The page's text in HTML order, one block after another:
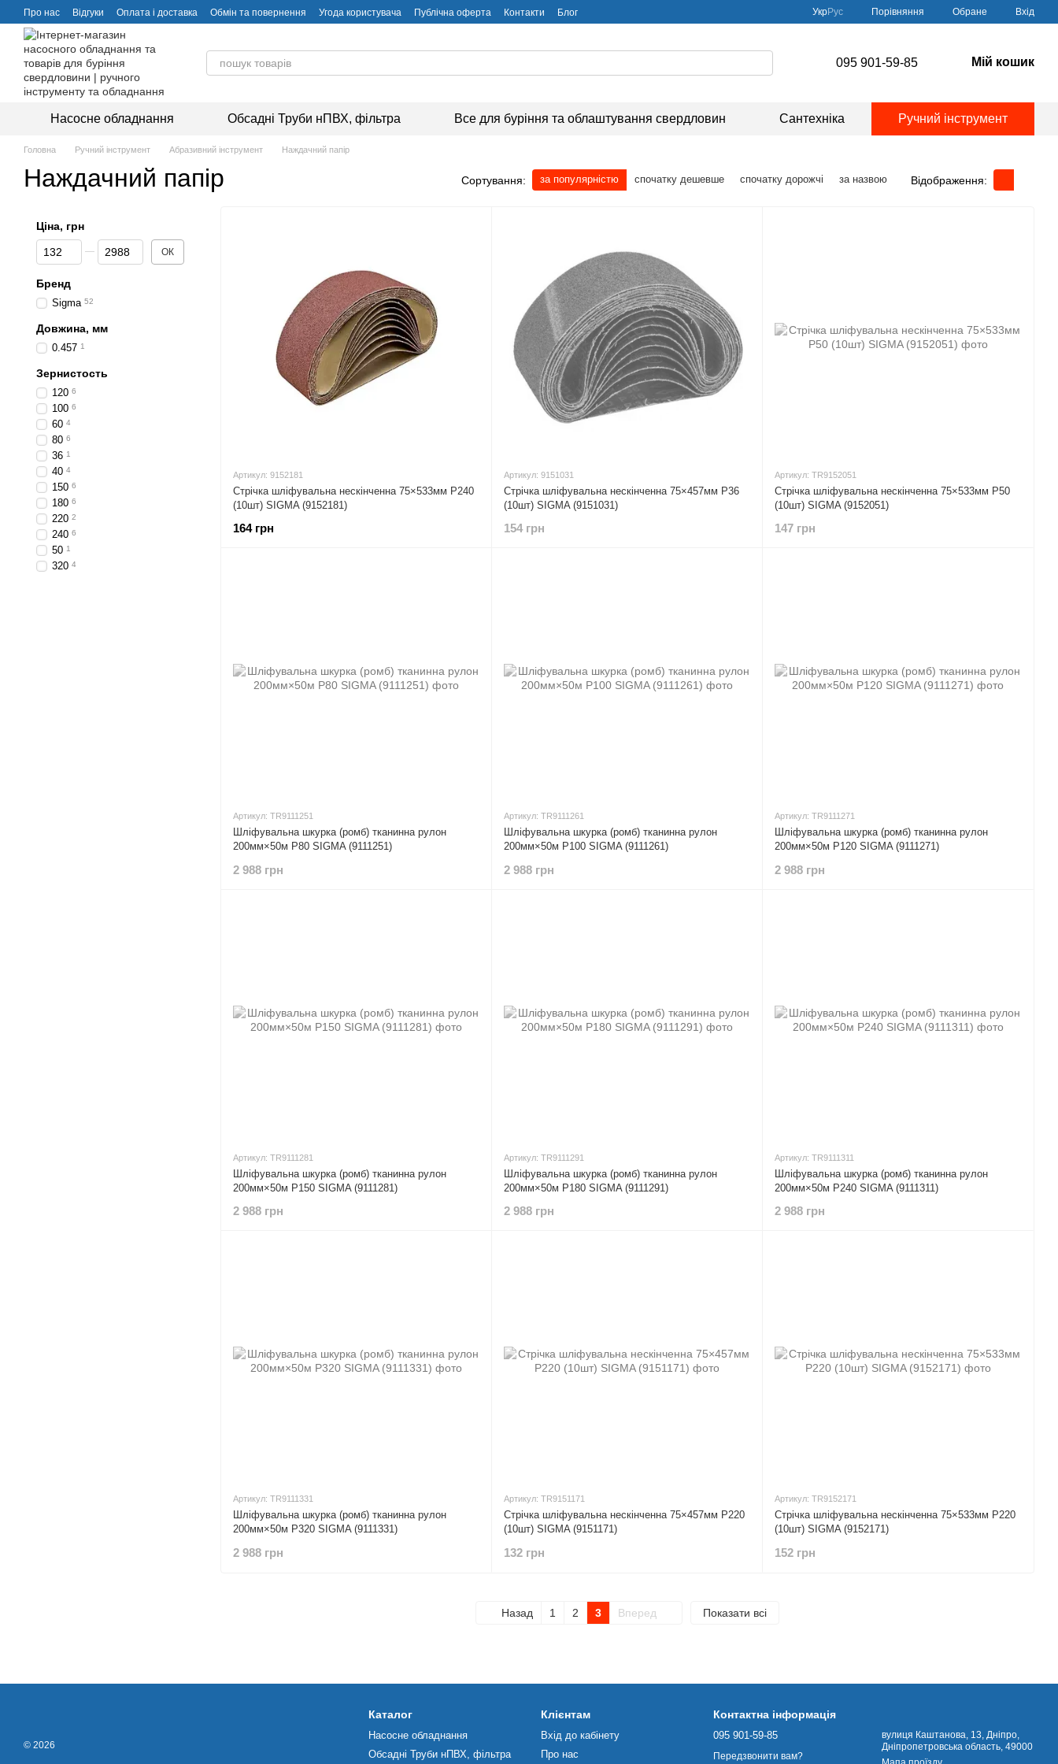
Перейти до основного контенту
Про нас Відгуки Оплата і доставка Обмін та повернення Угода користувача Публічна оферта Контакти Блог УкрРус Порівняння Обране Вхід
095 901-59-85 Мій кошик
Насосне обладнання Обсадні Труби нПВХ, фільтра Все для буріння та облаштування свердловин Сантехніка Ручний інструмент
Головна Ручний інструмент Абразивний інструмент Наждачний папір
Наждачний папір Сортування: за популярністю спочатку дешевше спочатку дорожчі за назвою Відображення:
Артикул: 9152181
Стрічка шліфувальна нескінченна 75×533мм P240
(10шт) SIGMA (9152181)
164 грн
Артикул: 9151031
Стрічка шліфувальна нескінченна 75×457мм P36
(10шт) SIGMA (9151031)
154 грн
Артикул: TR9152051
Стрічка шліфувальна нескінченна 75×533мм P50
(10шт) SIGMA (9152051)
147 грн
Артикул: TR9111251
Шліфувальна шкурка (ромб) тканинна рулон
200мм×50м P80 SIGMA (9111251)
2 988 грн
Артикул: TR9111261
Шліфувальна шкурка (ромб) тканинна рулон
200мм×50м P100 SIGMA (9111261)
2 988 грн
Артикул: TR9111271
Шліфувальна шкурка (ромб) тканинна рулон
200мм×50м P120 SIGMA (9111271)
2 988 грн
Артикул: TR9111281
Шліфувальна шкурка (ромб) тканинна рулон
200мм×50м P150 SIGMA (9111281)
2 988 грн
Артикул: TR9111291
Шліфувальна шкурка (ромб) тканинна рулон
200мм×50м P180 SIGMA (9111291)
2 988 грн
Артикул: TR9111311
Шліфувальна шкурка (ромб) тканинна рулон
200мм×50м P240 SIGMA (9111311)
2 988 грн
Артикул: TR9111331
Шліфувальна шкурка (ромб) тканинна рулон
200мм×50м P320 SIGMA (9111331)
2 988 грн
Артикул: TR9151171
Стрічка шліфувальна нескінченна 75×457мм P220
(10шт) SIGMA (9151171)
132 грн
Артикул: TR9152171
Стрічка шліфувальна нескінченна 75×533мм P220
(10шт) SIGMA (9152171)
152 грн
Назад 1 2 3 Вперед Показати всі
Ціна, грн
Від Ціна, грн
До Ціна, грн ОК
Бренд
Sigma 52
Довжина, мм
0.457 1
Зернистость
120 6
100 6
60 4
80 6
36 1
40 4
150 6
180 6
220 2
240 6
50 1
320 4
© 2026
Каталог
Насосне обладнання
Обсадні Труби нПВХ, фільтра
Клієнтам
Вхід до кабінету
Про нас
Контактна інформація
095 901-59-85
Передзвонити вам?
вулиця Каштанова, 13, Дніпро,
Дніпропетровська область, 49000